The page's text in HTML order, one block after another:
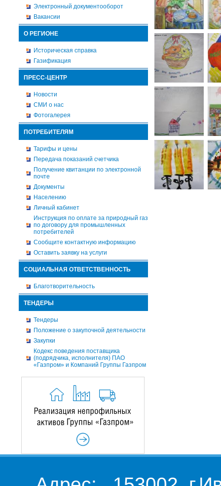
Электронный документооборот
Вакансии
О РЕГИОНЕ
Историческая справка
Газификация
ПРЕСС-ЦЕНТР
Новости
СМИ о нас
Фотогалерея
ПОТРЕБИТЕЛЯМ
Тарифы и цены
Передача показаний счетчика
Получение квитанции по электронной
почте
Документы
Населению
Личный кабинет
Инструкция по оплате за природный газ
по договору для промышленных
потребителей
Сообщите контактную информацию
Оставить заявку на услуги
СОЦИАЛЬНАЯ ОТВЕТСТВЕННОСТЬ
Благотворительность
ТЕНДЕРЫ
Тендеры
Положение о закупочной деятельности
Закупки
Кодекс поведения поставщика
(подрядчика, исполнителя) ПАО
«Газпром» и Компаний Группы Газпром